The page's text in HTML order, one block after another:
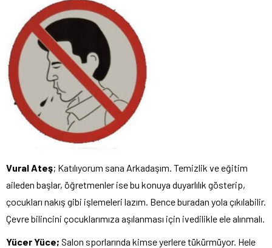
Vural Ateş; Katılıyorum sana Arkadaşım. Temizlik ve eğitim
aileden başlar, öğretmenler ise bu konuya duyarlılık gösterip,
çocukları nakış gibi işlemeleri lazım. Bence buradan yola çıkılabilir.
Çevre bilincini çocuklarımıza aşılanması için ivedilikle ele alınmalı.
Yücer Yüce; Salon sporlarında kimse yerlere tükürmüyor. Hele